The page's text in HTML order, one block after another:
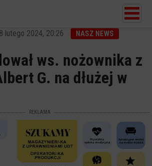
lutego 2024, 20:26 NASZ NEWS
ws. nożownika z
G. na dłużej w
REKLAMA